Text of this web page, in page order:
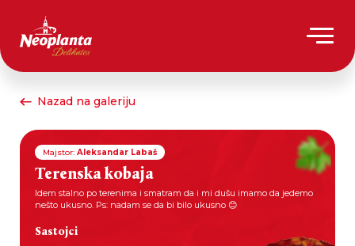
Nazad na galeriju
Majstor: Aleksandar Labaš
Terenska kobaja
Idem stalno po terenima i smatram da i mi dušu imamo da jedemo
nešto ukusno. Ps: nadam se da bi bilo ukusno 😊
Sastojci